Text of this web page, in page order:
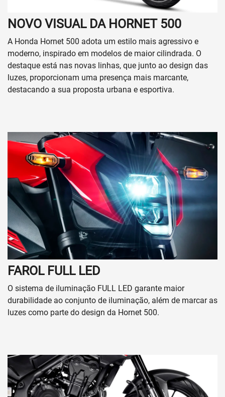
NOVO VISUAL DA HORNET 500
A Honda Hornet 500 adota um estilo mais agressivo e
moderno, inspirado em modelos de maior cilindrada. O
destaque está nas novas linhas, que junto ao design das
luzes, proporcionam uma presença mais marcante,
destacando a sua proposta urbana e esportiva.
FAROL FULL LED
O sistema de iluminação FULL LED garante maior
durabilidade ao​ conjunto de iluminação, além de marcar as
luzes como parte​ do design da Hornet 500.